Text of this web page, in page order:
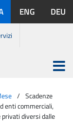
ENG DEU
Apri
menu
Scadenze
enti commerciali,
privati diversi dalle